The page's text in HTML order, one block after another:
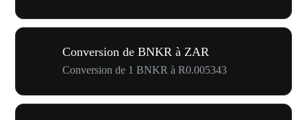
Conversion de BNKR à ZAR
Conversion de 1 BNKR à R0.005343